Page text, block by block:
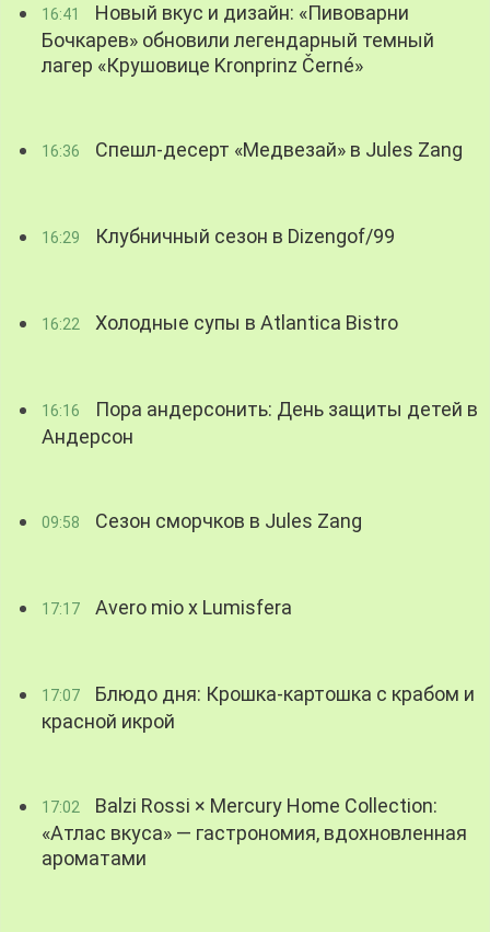
16:41
Новый вкус и дизайн: «Пивоварни
Бочкарев» обновили легендарный темный
лагер «Крушовице Kronprinz Černé»
16:36 Спешл-десерт «Медвезай» в Jules Zang
16:29 Клубничный сезон в Dizengof/99
16:22 Холодные супы в Atlantica Bistro
16:16
Пора андерсонить: День защиты детей в
Андерсон
09:58 Сезон сморчков в Jules Zang
17:17 Avero mio x Lumisfera
17:07
Блюдо дня: Крошка-картошка с крабом и
красной икрой
17:02
Balzi Rossi × Mercury Home Collection:
«Атлас вкуса» — гастрономия, вдохновленная
ароматами